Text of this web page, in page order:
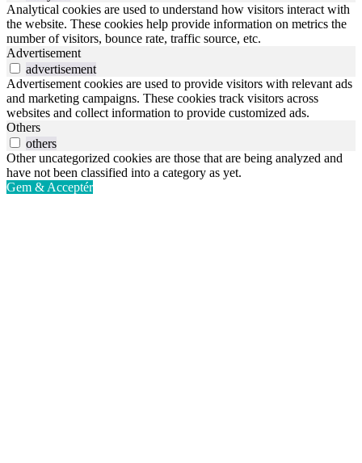
Analytical cookies are used to understand how visitors interact with
the website. These cookies help provide information on metrics the
number of visitors, bounce rate, traffic source, etc.
Advertisement
advertisement
Advertisement cookies are used to provide visitors with relevant ads
and marketing campaigns. These cookies track visitors across
websites and collect information to provide customized ads.
Others
others
Other uncategorized cookies are those that are being analyzed and
have not been classified into a category as yet.
Gem & Acceptér